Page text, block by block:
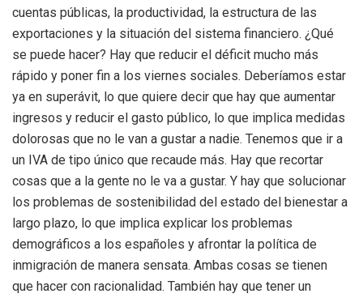
cuentas públicas, la productividad, la estructura de las
exportaciones y la situación del sistema financiero. ¿Qué
se puede hacer? Hay que reducir el déficit mucho más
rápido y poner fin a los viernes sociales. Deberíamos estar
ya en superávit, lo que quiere decir que hay que aumentar
ingresos y reducir el gasto público, lo que implica medidas
dolorosas que no le van a gustar a nadie. Tenemos que ir a
un IVA de tipo único que recaude más. Hay que recortar
cosas que a la gente no le va a gustar. Y hay que solucionar
los problemas de sostenibilidad del estado del bienestar a
largo plazo, lo que implica explicar los problemas
demográficos a los españoles y afrontar la política de
inmigración de manera sensata. Ambas cosas se tienen
que hacer con racionalidad. También hay que tener un